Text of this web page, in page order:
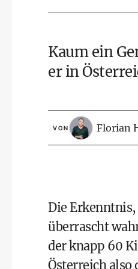
Kaum ein
er in
VON Florian
Die
überrascht
der knapp 60
Österreich also